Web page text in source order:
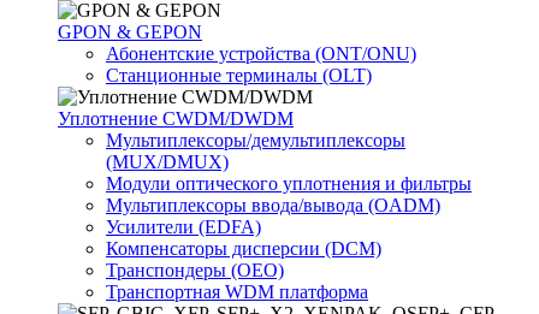
GPON & GEPON
Абонентские устройства (ONT/ONU)
Станционные терминалы (OLT)
Уплотнение CWDM/DWDM
Мультиплексоры/демультиплексоры
(MUX/DMUX)
Модули оптического уплотнения и фильтры
Мультиплексоры ввода/вывода (OADM)
Усилители (EDFA)
Компенсаторы дисперсии (DCM)
Транспондеры (OEO)
Транспортная WDM платформа